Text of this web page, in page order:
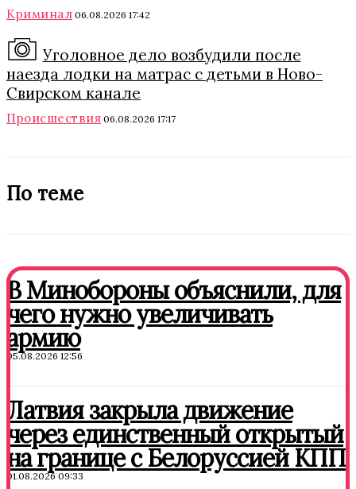
Криминал 06.08.2026 17:42
Уголовное дело возбудили после
наезда лодки на матрас с детьми в Ново-
Свирском канале
Происшествия 06.08.2026 17:17
По теме
В Минобороны объяснили, для
чего нужно увеличивать
армию
05.08.2026 12:56
Латвия закрыла движение
через единственный открытый
на границе с Белоруссией КПП
01.08.2026 09:33